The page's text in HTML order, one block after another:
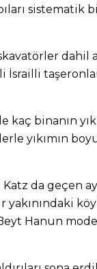
sistematik
dahil
İsrailli
binanın
yıkımın
da geçen ay
yakınındaki
Hanun